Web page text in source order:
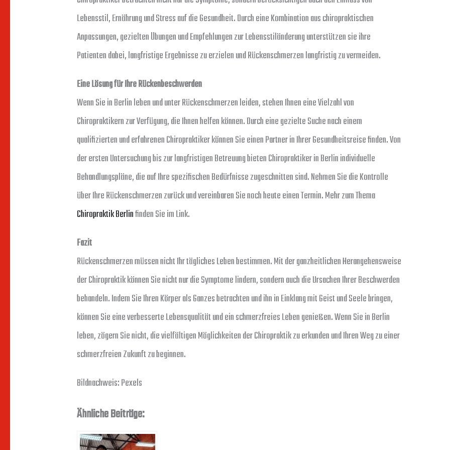
Lebensstil, Ernährung und Stress auf die Gesundheit. Durch eine Kombination aus chiropraktischen
Anpassungen, gezielten Übungen und Empfehlungen zur Lebensstiländerung unterstützen sie ihre
Patienten dabei, langfristige Ergebnisse zu erzielen und Rückenschmerzen langfristig zu vermeiden.
Eine Lösung für Ihre Rückenbeschwerden
Wenn Sie in Berlin leben und unter Rückenschmerzen leiden, stehen Ihnen eine Vielzahl von
Chiropraktikern zur Verfügung, die Ihnen helfen können. Durch eine gezielte Suche nach einem
qualifizierten und erfahrenen Chiropraktiker können Sie einen Partner in Ihrer Gesundheitsreise finden. Von
der ersten Untersuchung bis zur langfristigen Betreuung bieten Chiropraktiker in Berlin individuelle
Behandlungspläne, die auf Ihre spezifischen Bedürfnisse zugeschnitten sind. Nehmen Sie die Kontrolle
über Ihre Rückenschmerzen zurück und vereinbaren Sie noch heute einen Termin. Mehr zum Thema
Chiropraktik Berlinfinden Sie im Link.
Fazit
Rückenschmerzen müssen nicht Ihr tägliches Leben bestimmen. Mit der ganzheitlichen Herangehensweise
der Chiropraktik können Sie nicht nur die Symptome lindern, sondern auch die Ursachen Ihrer Beschwerden
behandeln. Indem Sie Ihren Körper als Ganzes betrachten und ihn in Einklang mit Geist und Seele bringen,
können Sie eine verbesserte Lebensqualität und ein schmerzfreies Leben genießen. Wenn Sie in Berlin
leben, zögern Sie nicht, die vielfältigen Möglichkeiten der Chiropraktik zu erkunden und Ihren Weg zu einer
schmerzfreien Zukunft zu beginnen.
Bildnachweis: Pexels
Ähnliche Beiträge: